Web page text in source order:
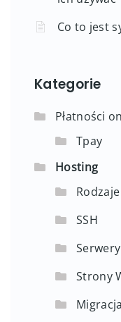
Co to jest
Kategorie
Płatności
Tpay
Hosting
SSH
Serwery
Strony
Migracja